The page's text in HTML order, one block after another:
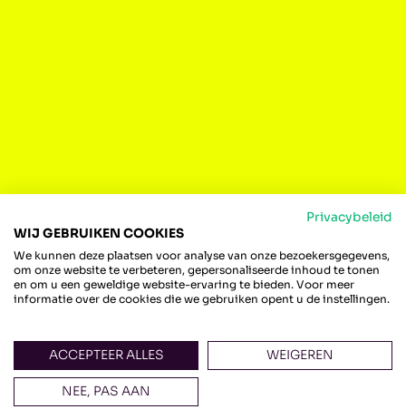
STATIONSKWARTIER IS EEN INITIATIEF
VAN
Dijk & Waard Stationskwartier is een initiatief
vanPRO6,De Geus Bouw
Ontwikkeling,Belle-Vue Wonen
Privacybeleid
WIJ GEBRUIKEN COOKIES
We kunnen deze plaatsen voor analyse van onze bezoekersgegevens,
om onze website te verbeteren, gepersonaliseerde inhoud te tonen
en om u een geweldige website-ervaring te bieden. Voor meer
informatie over de cookies die we gebruiken opent u de instellingen.
ACCEPTEER ALLES WEIGEREN
NEE, PAS AAN